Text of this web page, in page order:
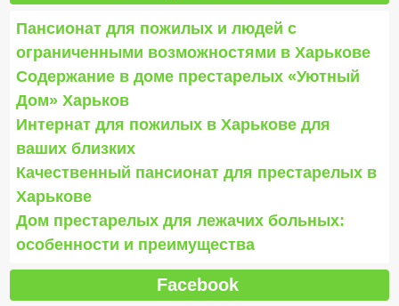
Пансионат для пожилых и людей с
ограниченными возможностями в Харькове
Содержание в доме престарелых «Уютный
Дом» Харьков
Интернат для пожилых в Харькове для
ваших близких
Качественный пансионат для престарелых в
Харькове
Дом престарелых для лежачих больных:
особенности и преимущества
Facebook